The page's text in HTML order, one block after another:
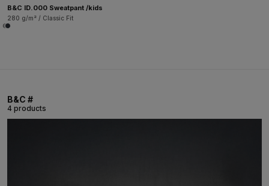
B&C ID.000 Sweatpant /kids
280 g/m² / Classic Fit
B&C #
4 products